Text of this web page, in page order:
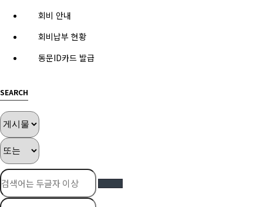
회비 안내
회비납부 현황
동문ID카드 발급
SEARCH